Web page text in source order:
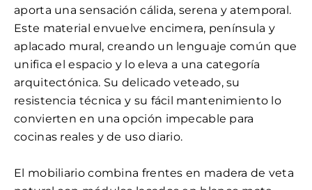
aporta una sensación cálida, serena y atemporal.
Este material envuelve encimera, península y
aplacado mural, creando un lenguaje común que
unifica el espacio y lo eleva a una categoría
arquitectónica. Su delicado veteado, su
resistencia técnica y su fácil mantenimiento lo
convierten en una opción impecable para
cocinas reales y de uso diario.
El mobiliario combina frentes en madera de veta